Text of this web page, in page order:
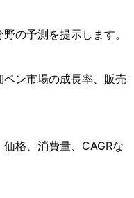
の予測を提示します。
ン市場の成長率、販売
格、消費量、CAGRな